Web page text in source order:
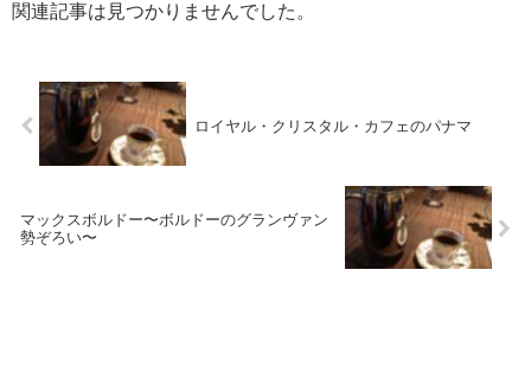
関連記事は見つかりませんでした。
ロイヤル・クリスタル・カフェのパナマ
マックスボルドー〜ボルドーのグランヴァン
勢ぞろい〜